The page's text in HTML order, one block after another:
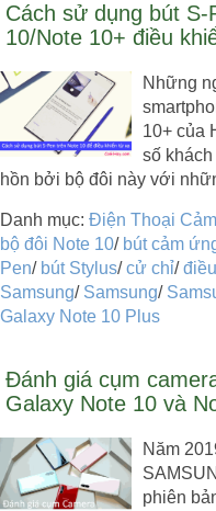
Cách sử dụng bút
10/Note 10+ điều
Những
10+ của
số
hồn bởi bộ đôi này với
Danh mục: Điện Thoại
bộ đôi Note 10/ bút cảm
Pen/ bút Stylus/cử chỉ/
Samsung/ Samsung/
Galaxy Note 10 Plus
Đánh giá cụm
Galaxy Note 10 và
Năm
phiên